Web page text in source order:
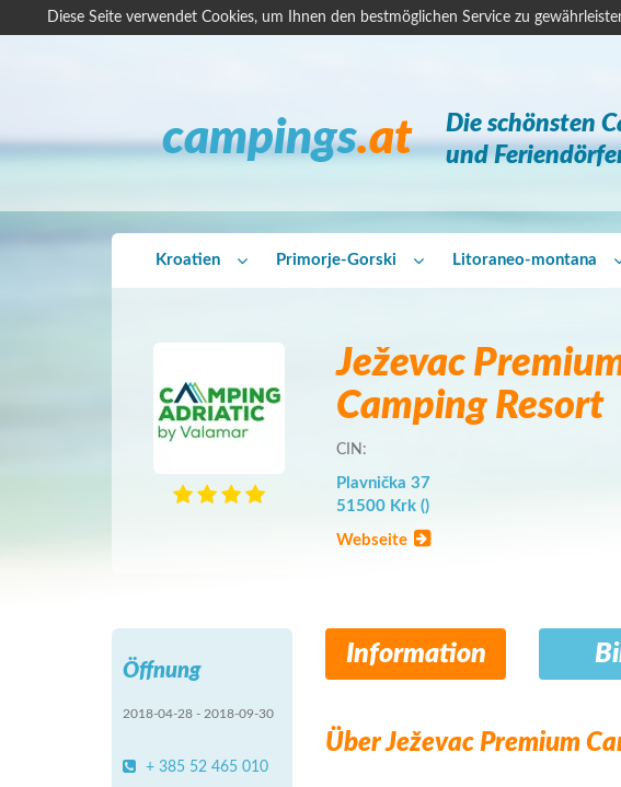
Diese Seite verwendet Cookies, um Ihnen den bestmöglichen Service zu
campings.at
Die schönsten
und
Kroatien Primorje-Gorski Litoraneo-montana
Ježevac
Camping Resort
CIN:
Plavnička 37
51500 Krk ()
Webseite
Öffnung
2018-04-28 - 2018-09-30
+ 385 52 465 010
Information
Über Ježevac Premium